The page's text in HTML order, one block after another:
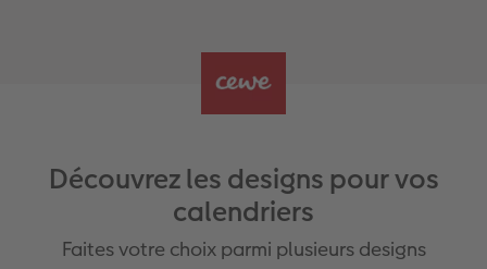
Découvrez les designs pour vos
calendriers
Faites votre choix parmi plusieurs designs